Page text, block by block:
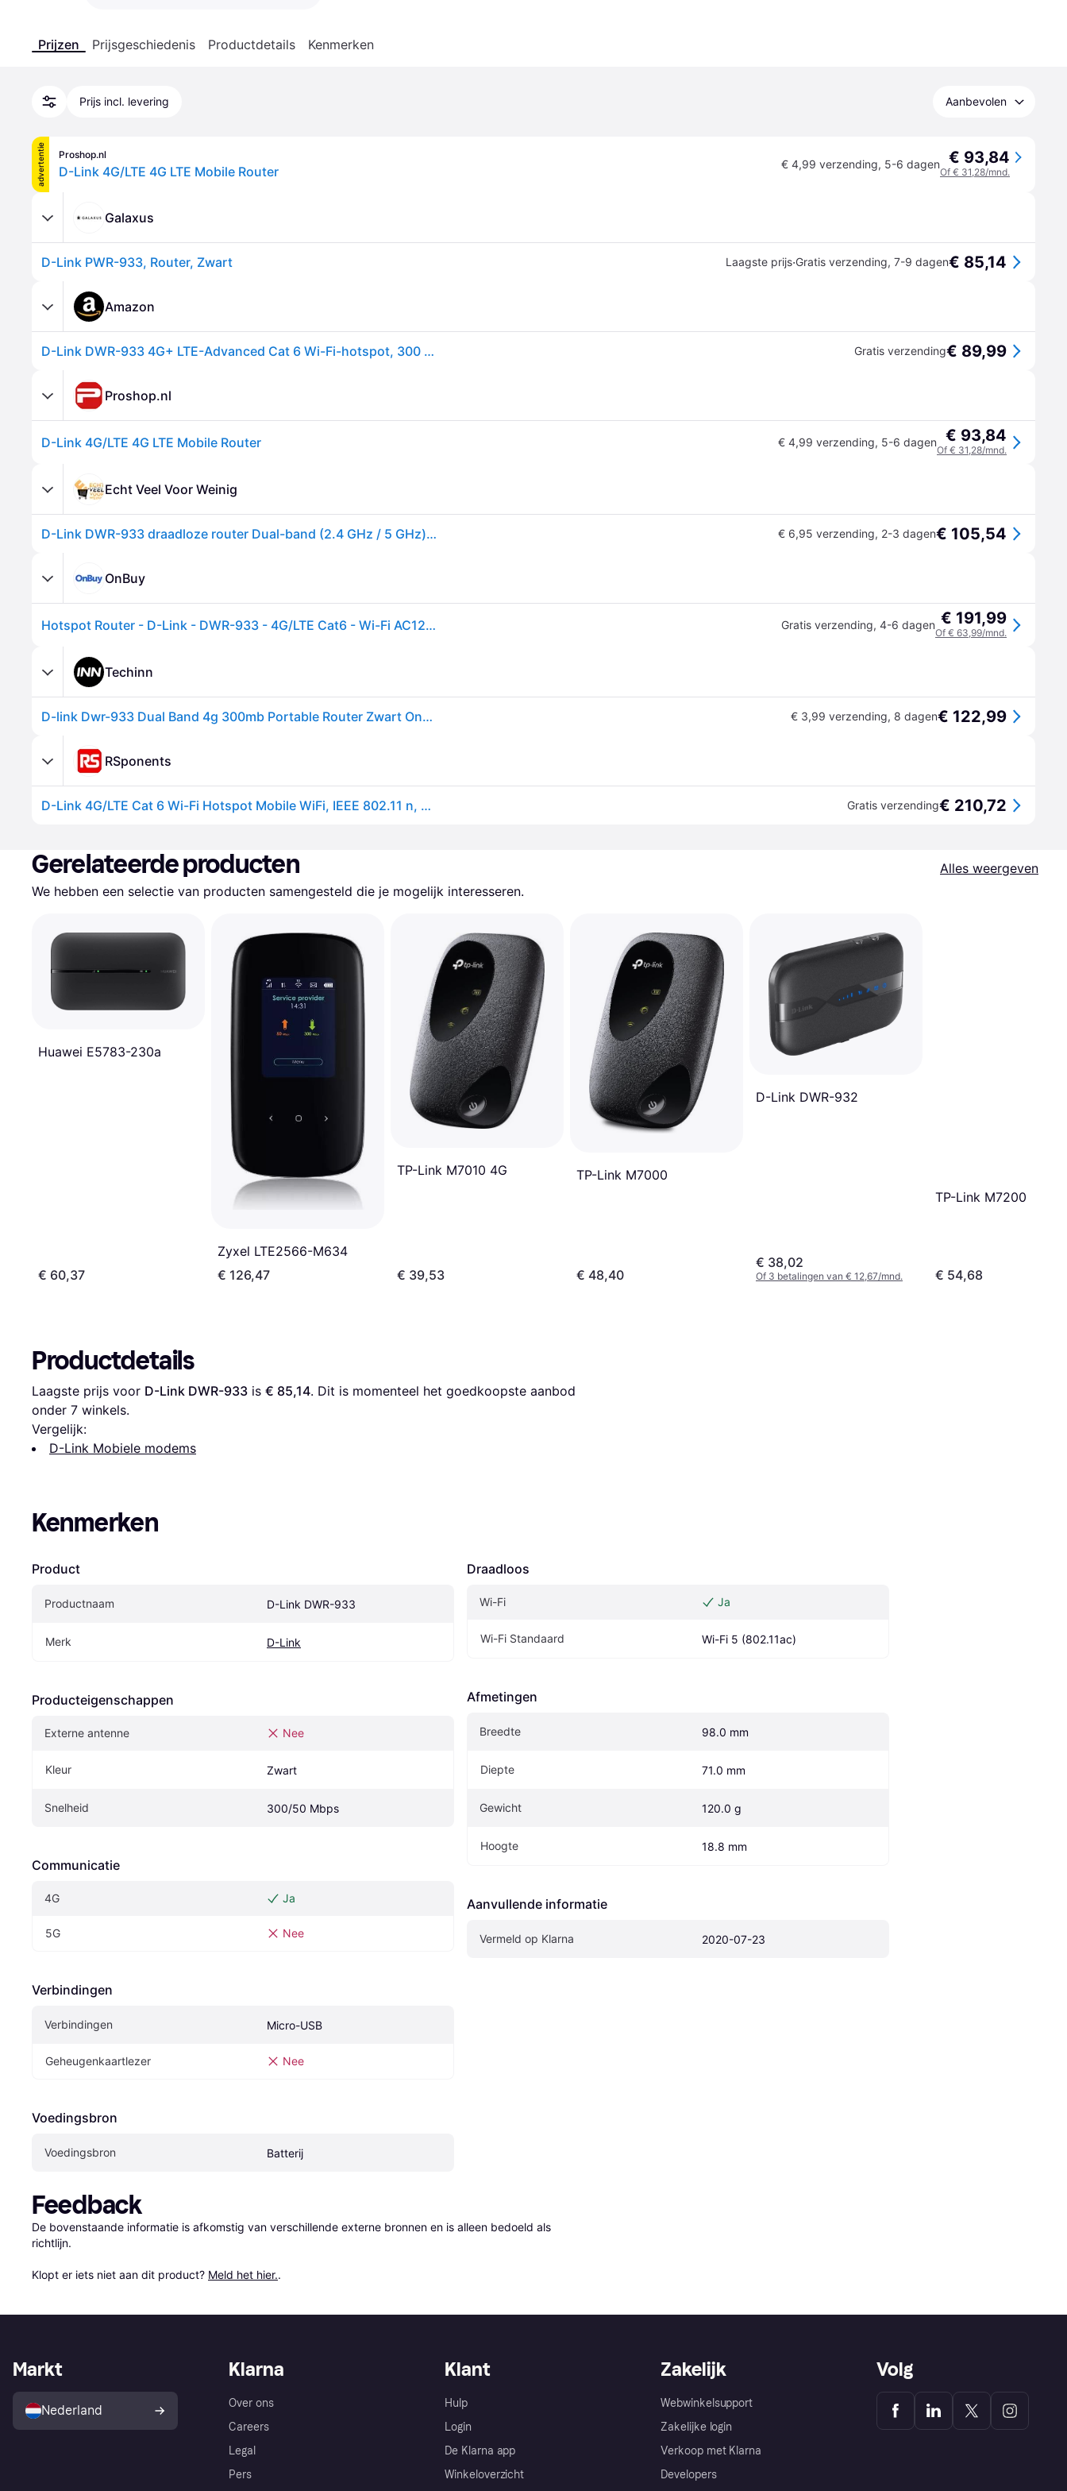
Prijzen Prijsgeschiedenis Productdetails Kenmerken
Prijs incl. levering Aanbevolen
advertentie Proshop.nl
D-Link 4G/LTE 4G LTE Mobile Router € 4,99 verzending, 5-6 dagen € 93,84
Of € 31,28/mnd.
Galaxus
D-Link PWR-933, Router, Zwart Laagste prijs·Gratis verzending, 7-9 dagen€ 85,14
Amazon
D-Link DWR-933 4G+ LTE-Advanced Cat 6 Wi-Fi-hotspot, 300 Mbps, draagbaar, batterijvoeding tot 14 uur, dual-band draadloze AC1200, ontgrendeld Gratis verzending€ 89,99
Proshop.nl
D-Link 4G/LTE 4G LTE Mobile Router € 4,99 verzending, 5-6 dagen € 93,84
Of € 31,28/mnd.
Echt Veel Voor Weinig
D-Link DWR-933 draadloze router Dual-band (2.4 GHz / 5 GHz) 4G Zwart € 6,95 verzending, 2-3 dagen€ 105,54
OnBuy
Hotspot Router - D-Link - DWR-933 - 4G/LTE Cat6 - Wi-Fi AC1200 - Batterij 3000mAh Gratis verzending, 4-6 dagen € 191,99
Of € 63,99/mnd.
Techinn
D-link Dwr-933 Dual Band 4g 300mb Portable Router Zwart One Size / EU Plug 220V € 3,99 verzending, 8 dagen€ 122,99
RSponents
D-Link 4G/LTE Cat 6 Wi-Fi Hotspot Mobile WiFi, IEEE 802.11 n, 802.11b, IEEE 802.11 ac, 802.11g, 300Mbps Gratis verzending€ 210,72
Gerelateerde producten
Alles weergeven
We hebben een selectie van producten samengesteld die je mogelijk interesseren.
Huawei E5783-230a
€ 60,37
Zyxel LTE2566-M634
€ 126,47
TP-Link M7010 4G
€ 39,53
TP-Link M7000
€ 48,40
D-Link DWR-932
€ 38,02
Of 3 betalingen van € 12,67/mnd.
TP-Link M7200
€ 54,68
Productdetails
Laagste prijs voor D-Link DWR-933 is € 85,14. Dit is momenteel het goedkoopste aanbod
onder 7 winkels.
Vergelijk:
D-Link Mobiele modems
Kenmerken
Product
Productnaam D-Link DWR-933
Merk D-Link
Producteigenschappen
Externe antenne Nee
Kleur Zwart
Snelheid 300/50 Mbps
Communicatie
4G Ja
5G Nee
Verbindingen
Verbindingen Micro-USB
Geheugenkaartlezer Nee
Voedingsbron
Voedingsbron Batterij
Draadloos
Wi-Fi Ja
Wi-Fi Standaard Wi-Fi 5 (802.11ac)
Afmetingen
Breedte 98.0 mm
Diepte 71.0 mm
Gewicht 120.0 g
Hoogte 18.8 mm
Aanvullende informatie
Vermeld op Klarna 2020-07-23
Feedback
De bovenstaande informatie is afkomstig van verschillende externe bronnen en is alleen bedoeld als
richtlijn.
Klopt er iets niet aan dit product? Meld het hier..
Klarna
Over ons
Careers
Legal
Pers
Klant
Hulp
Login
De Klarna app
Winkeloverzicht
Zakelijk
Webwinkelsupport
Zakelijke login
Verkoop met Klarna
Developers
Markt
Nederland
Volg